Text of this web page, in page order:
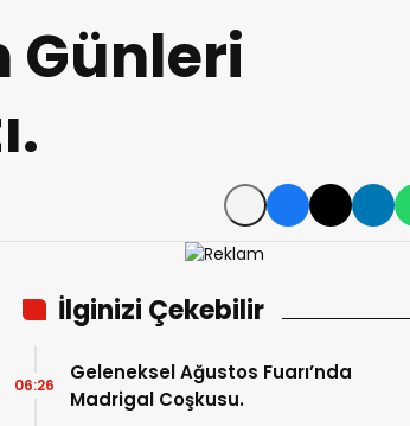
Günleri
İlginizi Çekebilir
Geleneksel Ağustos Fuarı’nda
Madrigal Coşkusu.
06:26